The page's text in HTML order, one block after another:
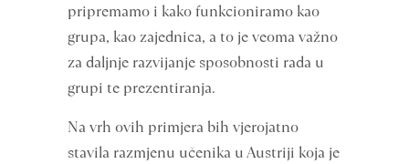
pripremamo i kako funkcioniramo kao
grupa, kao zajednica, a to je veoma važno
za daljnje razvijanje sposobnosti rada u
grupi te prezentiranja.
Na vrh ovih primjera bih vjerojatno
stavila razmjenu učenika u Austriji koja je